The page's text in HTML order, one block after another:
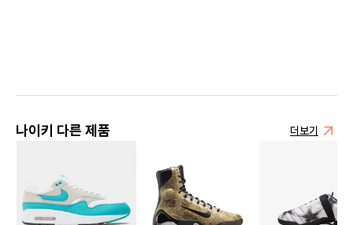
나이키 다른 제품 더보기